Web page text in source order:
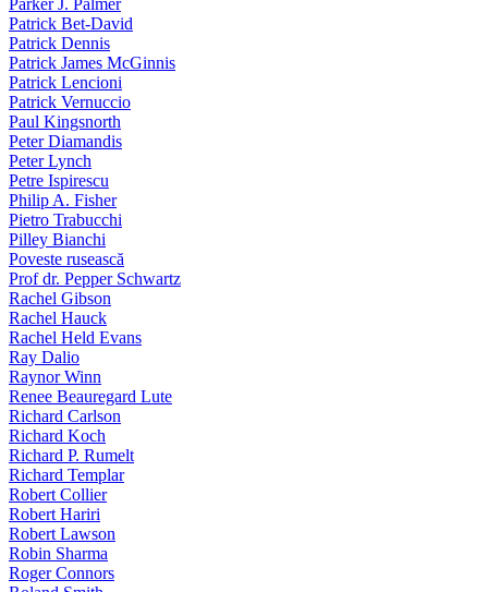
Parker J. Palmer
Patrick Bet-David
Patrick Dennis
Patrick James McGinnis
Patrick Lencioni
Patrick Vernuccio
Paul Kingsnorth
Peter Diamandis
Peter Lynch
Petre Ispirescu
Philip A. Fisher
Pietro Trabucchi
Pilley Bianchi
Poveste rusească
Prof dr. Pepper Schwartz
Rachel Gibson
Rachel Hauck
Rachel Held Evans
Ray Dalio
Raynor Winn
Renee Beauregard Lute
Richard Carlson
Richard Koch
Richard P. Rumelt
Richard Templar
Robert Collier
Robert Hariri
Robert Lawson
Robin Sharma
Roger Connors